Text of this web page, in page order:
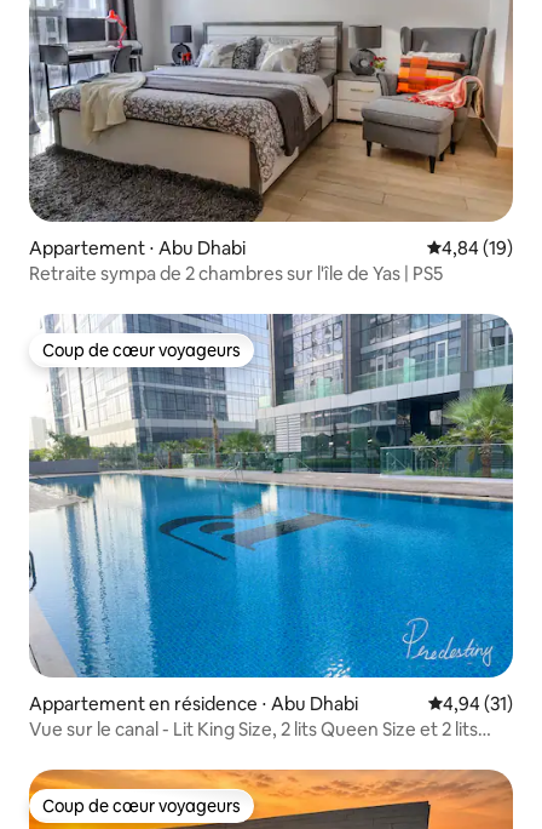
Appartement ⋅ Abu Dhabi Évaluation
4,84 (19)
Retraite sympa de 2 chambres sur l'île de Yas | PS5
Coup de cœur voyageurs
Coup de cœur voyageurs
Appartement en résidence ⋅ Abu Dhabi Évaluation
4,94 (31)
Vue sur le canal - Lit King Size, 2 lits Queen Size et 2 lits
Coup de cœur voyageurs
Coup de cœur voyageurs